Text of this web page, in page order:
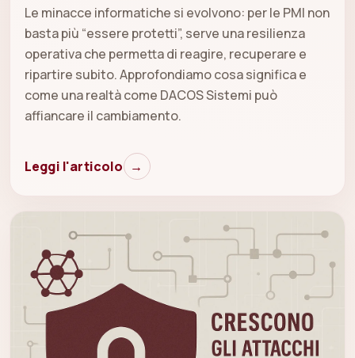
Le minacce informatiche si evolvono: per le PMI non
basta più “essere protetti”, serve una resilienza
operativa che permetta di reagire, recuperare e
ripartire subito. Approfondiamo cosa significa e
come una realtà come DACOS Sistemi può
affiancare il cambiamento.
Leggi l'articolo →